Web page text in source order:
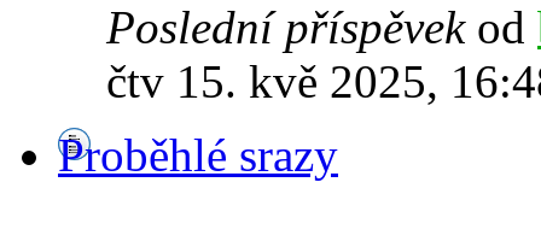
Poslední příspěvekod
čtv 15. kvě 2025,
Proběhlé srazy